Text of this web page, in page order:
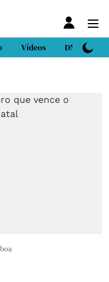
Vídeos DN Sport